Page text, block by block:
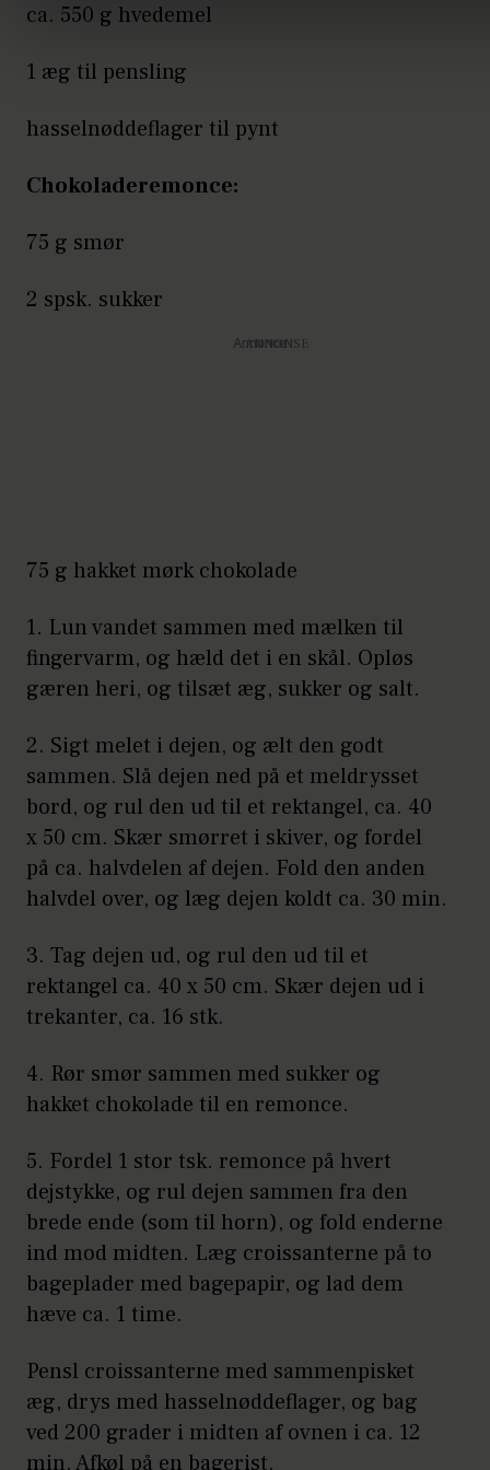
ca. 550 g hvedemel
1 æg til pensling
hasselnøddeflager til pynt
Chokoladeremonce:
75 g smør
2 spsk. sukker
Annonce
75 g hakket mørk chokolade
1. Lun vandet sammen med mælken til
fingervarm, og hæld det i en skål. Opløs
gæren heri, og tilsæt æg, sukker og salt.
2. Sigt melet i dejen, og ælt den godt
sammen. Slå dejen ned på et meldrysset
bord, og rul den ud til et rektangel, ca. 40
x 50 cm. Skær smørret i skiver, og fordel
på ca. halvdelen af dejen. Fold den anden
halvdel over, og læg dejen koldt ca. 30 min.
3. Tag dejen ud, og rul den ud til et
rektangel ca. 40 x 50 cm. Skær dejen ud i
trekanter, ca. 16 stk.
4. Rør smør sammen med sukker og
hakket chokolade til en remonce.
5. Fordel 1 stor tsk. remonce på hvert
dejstykke, og rul dejen sammen fra den
brede ende (som til horn), og fold enderne
ind mod midten. Læg croissanterne på to
bageplader med bagepapir, og lad dem
hæve ca. 1 time.
Pensl croissanterne med sammenpisket
æg, drys med hasselnøddeflager, og bag
ved 200 grader i midten af ovnen i ca. 12
min. Afkøl på en bagerist.